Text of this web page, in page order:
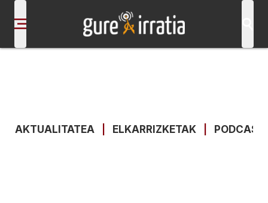
AKTUALITATEA ELKARRIZKETAK